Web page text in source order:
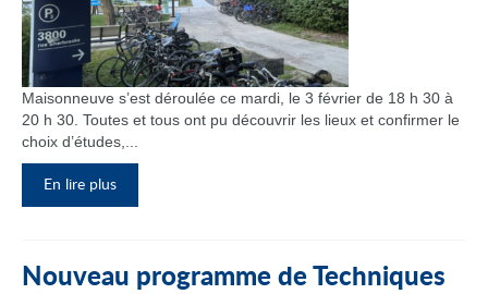
Maisonneuve s’est déroulée ce mardi, le 3 février de 18 h 30 à
20 h 30. Toutes et tous ont pu découvrir les lieux et confirmer le
choix d’études,...
En lire plus
Nouveau programme de Techniques